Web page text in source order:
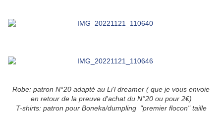
Robe: patron N°20 adapté au Li'l dreamer ( que je vous envoie
en retour de la preuve d'achat du N°20 ou pour 2€)
T-shirts: patron pour Boneka/dumpling "premier flocon" taille